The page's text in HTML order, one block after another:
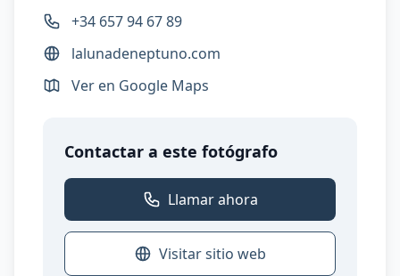
+34 657 94 67 89
lalunadeneptuno.com
Ver en Google Maps
Contactar a este fotógrafo
Llamar ahora
Visitar sitio web